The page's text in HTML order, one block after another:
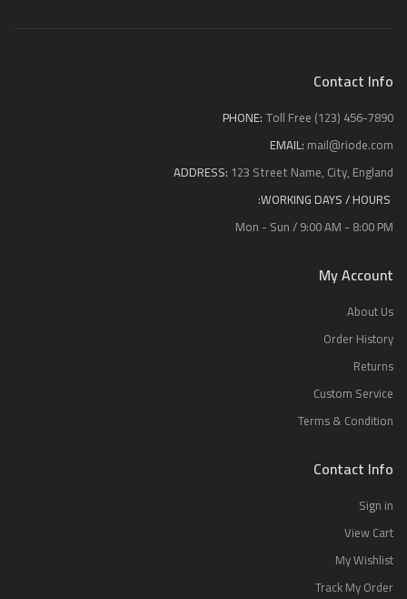
Contact Info
PHONE: Toll Free (123) 456-7890
EMAIL: mail@riode.com
ADDRESS: 123 Street Name, City, England
WORKING DAYS / HOURS:
Mon - Sun / 9:00 AM - 8:00 PM
My Account
About Us
Order History
Returns
Custom Service
Terms & Condition
Contact Info
Sign in
View Cart
My Wishlist
Track My Order